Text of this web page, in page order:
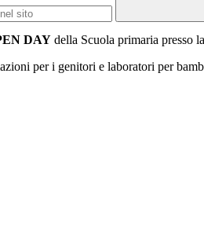
DAY della Scuola primaria presso
per i genitori e laboratori per